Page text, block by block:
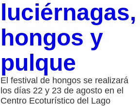
luciérnagas,
hongos y
pulque
El festival de hongos se realizará
los días 22 y 23 de agosto en el
Centro Ecoturístico del Lago